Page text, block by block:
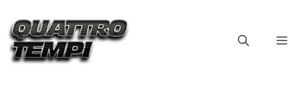
contenuto